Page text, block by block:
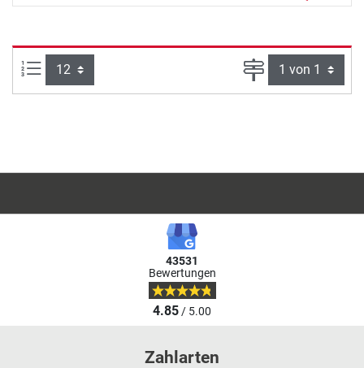
Artikel pro Seite: Seite
43531
Bewertungen
4.85/ 5.00
Zahlarten